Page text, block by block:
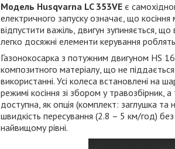
Модель Husqvarna LC 353VE є
електричного запуску означає, що
відпустити важіль, двигун зупиняється,
легко досяжні елементи керування
Газонокосарка з потужним двигуном HS
композитного матеріалу, що не
використанні. Усі колеса встановлені на
режимі косіння зі збором у
доступна, як опція (комплект: заглушка та
швидкість пересування (2.8 – 5 км/год)
найвищому рівні.